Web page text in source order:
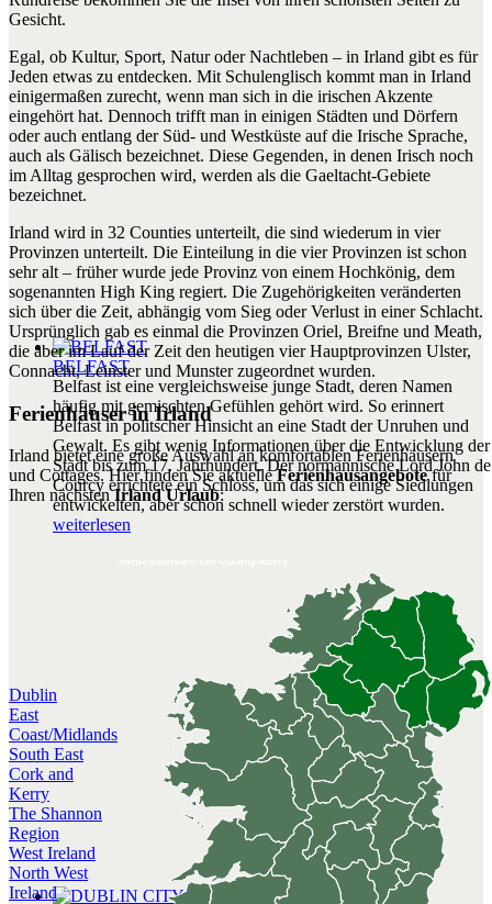
BELFAST
Belfast ist eine vergleichsweise junge Stadt, deren Namen
häufig mit gemischten Gefühlen gehört wird. So erinnert
Belfast in politscher Hinsicht an eine Stadt der Unruhen und
Gewalt. Es gibt wenig Informationen über die Entwicklung der
Stadt bis zum 17. Jahrhundert. Der normannische Lord John de
Courcy errichtete ein Schloss, um das sich einige Siedlungen
entwickelten, aber schon schnell wieder zerstört wurden.
weiterlesen
Gesicht.
Egal, ob Kultur, Sport, Natur oder Nachtleben – in Irland gibt es für
Jeden etwas zu entdecken. Mit Schulenglisch kommt man in Irland
einigermaßen zurecht, wenn man sich in die irischen Akzente
eingehört hat. Dennoch trifft man in einigen Städten und Dörfern
oder auch entlang der Süd- und Westküste auf die Irische Sprache,
auch als Gälisch bezeichnet. Diese Gegenden, in denen Irisch noch
im Alltag gesprochen wird, werden als die Gaeltacht-Gebiete
bezeichnet.
Irland wird in 32 Counties unterteilt, die sind wiederum in vier
Provinzen unterteilt. Die Einteilung in die vier Provinzen ist schon
sehr alt – früher wurde jede Provinz von einem Hochkönig, dem
sogenannten High King regiert. Die Zugehörigkeiten veränderten
sich über die Zeit, abhängig vom Sieg oder Verlust in einer Schlacht.
Ursprünglich gab es einmal die Provinzen Oriel, Breifne und Meath,
die aber im Lauf der Zeit den heutigen vier Hauptprovinzen Ulster,
Connacht, Leinster und Munster zugeordnet wurden.
Ferienhäuser in Irland
Irland bietet eine große Auswahl an komfortablen Ferienhäusern
und Cottages. Hier finden Sie aktuelleFerienhausangebotefür
Ihren nächstenIrland Urlaub:
Dublin
East
Coast/Midlands
South East
Cork and
Kerry
The Shannon
Region
West Ireland
North West
Ireland